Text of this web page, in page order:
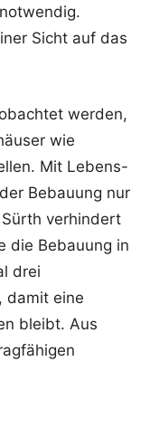
Sicht auf das
werden,
wie
Mit Lebens-
Bebauung nur
verhindert
die Bebauung in
drei
damit eine
bleibt. Aus